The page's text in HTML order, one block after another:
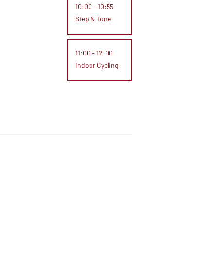
10:00 - 10:55
Step & Tone
11:00 - 12:00
Indoor Cycling